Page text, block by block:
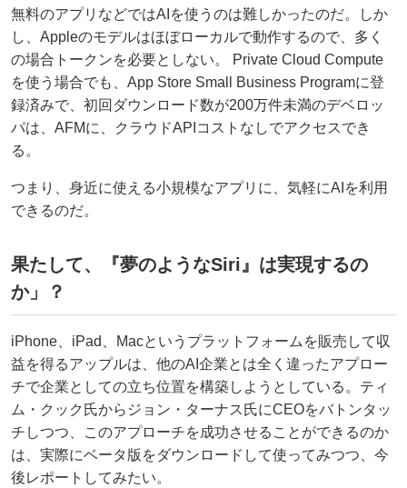
無料のアプリなどではAIを使うのは難しかったのだ。しか
し、Appleのモデルはほぼローカルで動作するので、多く
の場合トークンを必要としない。 Private Cloud Compute
を使う場合でも、App Store Small Business Programに登
録済みで、初回ダウンロード数が200万件未満のデベロッ
パは、AFMに、クラウドAPIコストなしでアクセスでき
る。
つまり、身近に使える小規模なアプリに、気軽にAIを利用
できるのだ。
果たして、『夢のようなSiri』は実現するの
か」？
iPhone、iPad、Macというプラットフォームを販売して収
益を得るアップルは、他のAI企業とは全く違ったアプロー
チで企業としての立ち位置を構築しようとしている。ティ
ム・クック氏からジョン・ターナス氏にCEOをバトンタッ
チしつつ、このアプローチを成功させることができるのか
は、実際にベータ版をダウンロードして使ってみつつ、今
後レポートしてみたい。